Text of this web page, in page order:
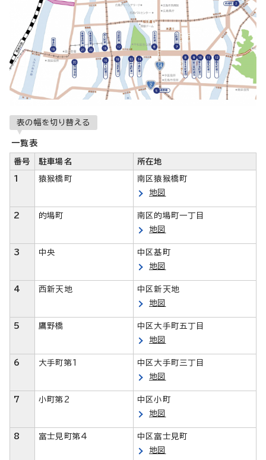
表の幅を切り替える
一覧表
番号 駐車場名 所在地
1 猿猴橋町
南区猿猴橋町
地図
2 的場町
南区的場町一丁目
地図
3 中央
中区基町
地図
4 西新天地
中区新天地
地図
5 鷹野橋
中区大手町五丁目
地図
6 大手町第1
中区大手町三丁目
地図
7 小町第2
中区小町
地図
8 富士見町第4
中区富士見町
地図